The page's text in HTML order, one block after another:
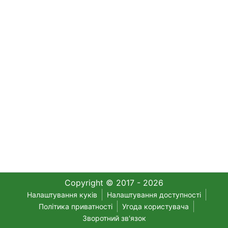
Copyright © 2017 - 2026
Налаштування куків
Налаштування доступності
Політика приватності
Угода користувача
Зворотний зв'язок